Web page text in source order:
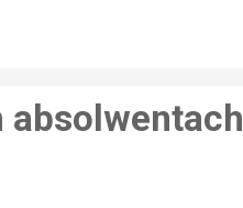
absolwentach